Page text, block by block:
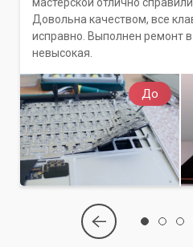
До
Довольна качеством, все
исправно. Выполнен ремонт
невысокая.